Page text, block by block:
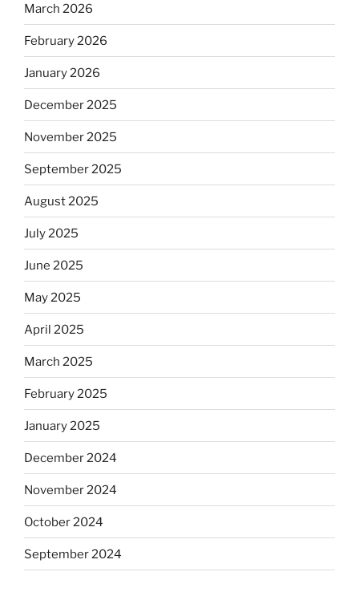
March 2026
February 2026
January 2026
December 2025
November 2025
September 2025
August 2025
July 2025
June 2025
May 2025
April 2025
March 2025
February 2025
January 2025
December 2024
November 2024
October 2024
September 2024